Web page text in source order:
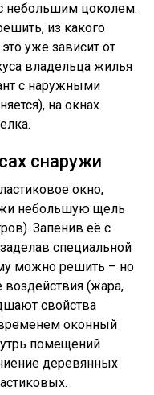
небольшим цоколем.
из какого
уже зависит от
владельца жилья
с наружными
на окнах
снаружи
окно,
небольшую щель
Запенив её с
специальной
можно решить – но
(жара,
свойства
оконный
помещений
деревянных